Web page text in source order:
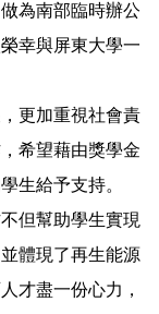
為南部臨時辦公
幸與屏東大學一
更加重視社會責
希望藉由獎學金
生給予支持。
但幫助學生實現
體現了再生能源
才盡一份心力，